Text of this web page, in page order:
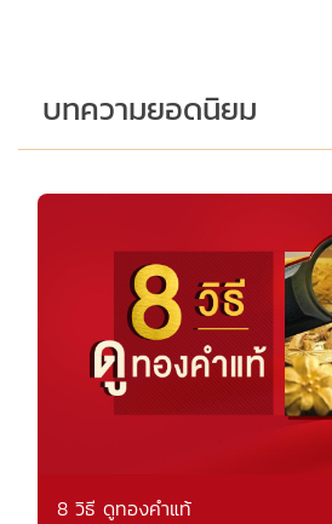
บทความยอดนิยม
8 วิธี ดูทองคำแท้